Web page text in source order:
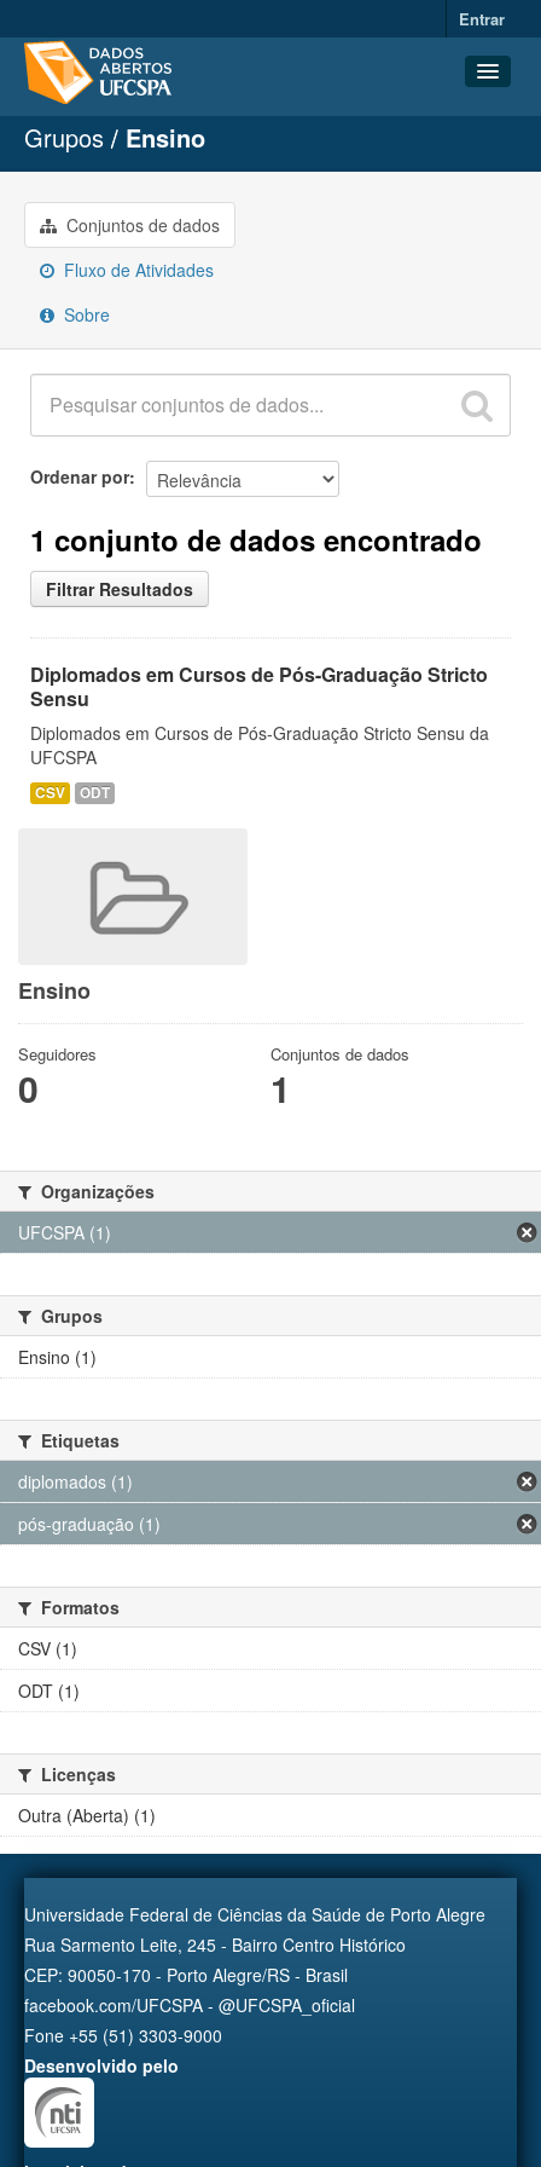
Entrar
Conjuntos de dados
Organizações
Grupos
Sobre
Grupos Ensino
Conjuntos de dados
Fluxo de Atividades
Sobre
Ordenar por
1 conjunto de dados encontrado
Filtrar Resultados
Diplomados em Cursos de Pós-Graduação Stricto
Sensu
Diplomados em Cursos de Pós-Graduação Stricto Sensu da
UFCSPA
CSV ODT
Ensino
Seguidores
0
Conjuntos de dados
1
Organizações
UFCSPA (1)
Grupos
Ensino (1)
Etiquetas
diplomados (1)
pós-graduação (1)
Formatos
CSV (1)
ODT (1)
Licenças
Outra (Aberta) (1)
Universidade Federal de Ciências da Saúde de Porto Alegre
Rua Sarmento Leite, 245 - Bairro Centro Histórico
CEP: 90050-170 - Porto Alegre/RS - Brasil
facebook.com/UFCSPA - @UFCSPA_oficial
Fone +55 (51) 3303-9000
Desenvolvido pelo